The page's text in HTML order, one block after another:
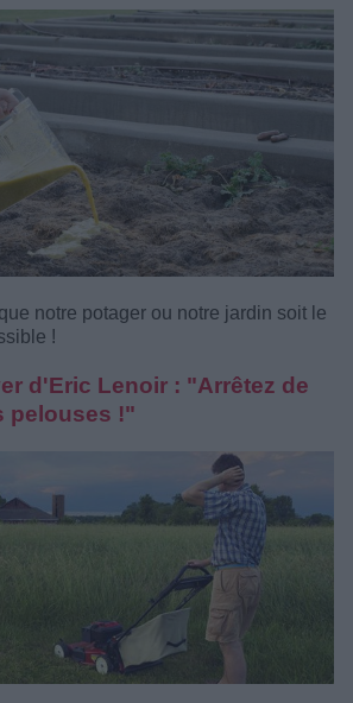
notre potager ou notre jardin soit le
!
d'Eric Lenoir : "Arrêtez de
pelouses !"